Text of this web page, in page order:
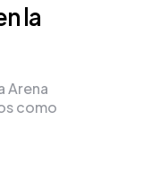
la
Arena
como